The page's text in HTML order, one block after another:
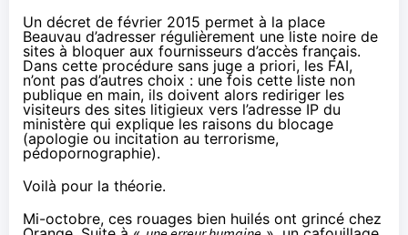
Un décret de février 2015 permet à la place
Beauvau d’adresser régulièrement une liste noire de
sites à bloquer aux fournisseurs d’accès français.
Dans cette procédure sans juge a priori, les FAI,
n’ont pas d’autres choix : une fois cette liste non
publique en main, ils doivent alors rediriger les
visiteurs des sites litigieux vers l’adresse IP du
ministère qui explique les raisons du blocage
(apologie ou incitation au terrorisme,
pédopornographie).
Voilà pour la théorie.
Mi-octobre, ces rouages bien huilés ont grincé chez